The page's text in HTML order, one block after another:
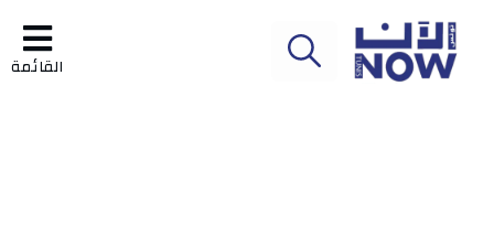
القائمة